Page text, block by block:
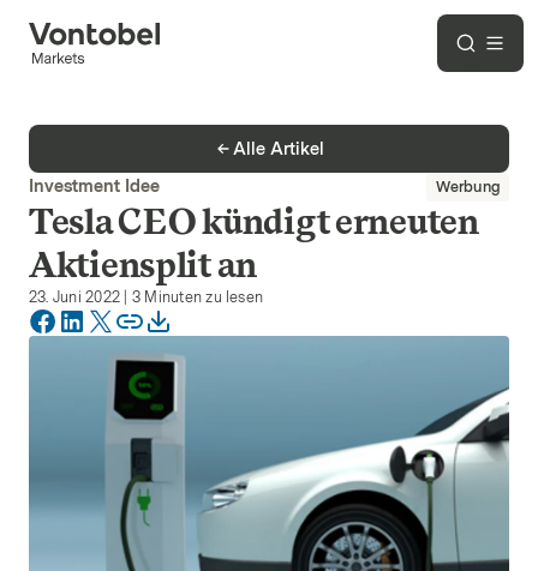
Alle Artikel
Investment Idee
Werbung
Tesla CEO kündigt erneuten
Aktiensplit an
23. Juni 2022 3 Minuten zu lesen